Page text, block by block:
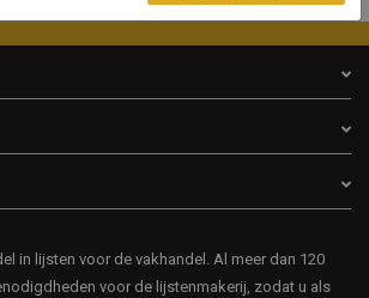
in lijsten voor de vakhandel. Al meer dan 120
voor de lijstenmakerij, zodat u als